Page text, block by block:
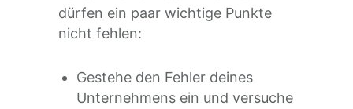
dürfen ein paar wichtige Punkte
nicht fehlen:
Gestehe den Fehler deines
Unternehmens ein und versuche